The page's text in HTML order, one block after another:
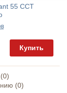
55 CCT
Купить
0)
(0)